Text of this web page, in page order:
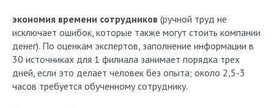
экономия времени сотрудников (ручной труд не
исключает ошибок, которые также могут стоить компании
денег). По оценкам экспертов, заполнение информации в
30 источниках для 1 филиала занимает порядка трех
дней, если это делает человек без опыта; около 2,5-3
часов требуется обученному сотруднику.